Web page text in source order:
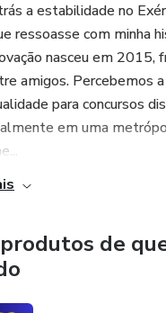
a estabilidade no
ressoasse com minha
nasceu em 2015,
amigos. Percebemos
para concursos
em uma
de